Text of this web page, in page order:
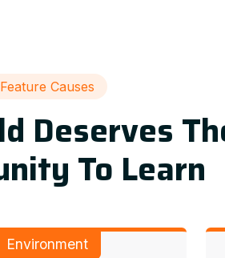
Feature Causes
Deserves
To Learn
Environment